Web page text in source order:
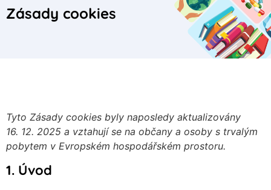
Zásady cookies
Tyto Zásady cookies byly naposledy aktualizovány
16. 12. 2025 a vztahují se na občany a osoby s trvalým
pobytem v Evropském hospodářském prostoru.
1. Úvod